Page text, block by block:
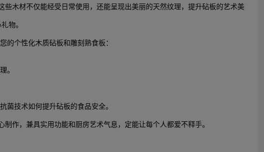
木材不仅能经受日常使用，还能呈现出美丽的天然纹理，提升砧板的艺术美
物。
个性化木质砧板和雕刻熟食板：
。
技术如何提升砧板的食品安全。
作，兼具实用功能和厨房艺术气息，定能让每个人都爱不释手。